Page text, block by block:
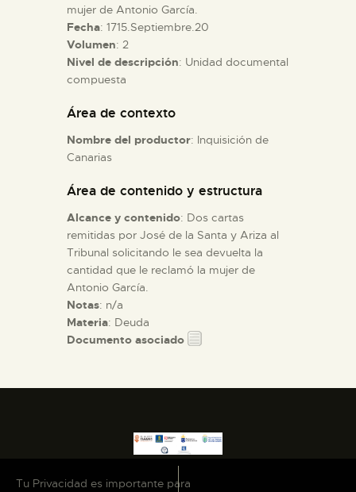
EL MUSEO
COLECCIONES
mujer de Antonio García.
Fecha: 1715.Septiembre.20
Volumen: 2
Nivel de descripción: Unidad documental
compuesta
Área de contexto
Nombre del productor: Inquisición de
Canarias
Área de contenido y estructura
Alcance y contenido: Dos cartas
remitidas por José de la Santa y Ariza al
Tribunal solicitando le sea devuelta la
cantidad que le reclamó la mujer de
Antonio García.
Notas: n/a
Materia: Deuda
Documento asociado
Tu Privacidad es importante para